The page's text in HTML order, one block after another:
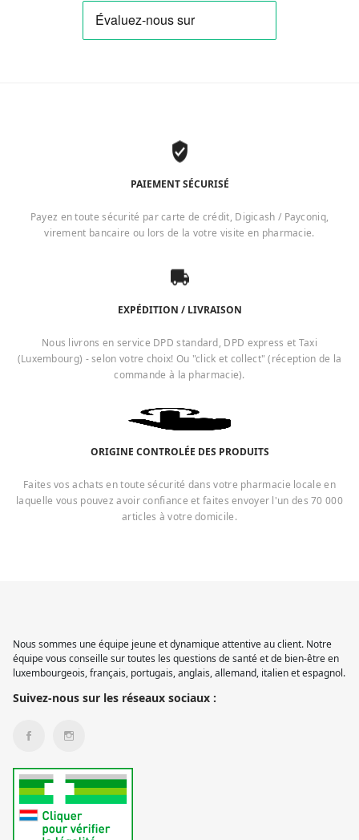
PAIEMENT SÉCURISÉ
Payez en toute sécurité par carte de crédit, Digicash / Payconiq,
virement bancaire ou lors de la votre visite en pharmacie.
EXPÉDITION / LIVRAISON
Nous livrons en service DPD standard, DPD express et Taxi
(Luxembourg) - selon votre choix! Ou "click et collect" (réception de la
commande à la pharmacie).
ORIGINE CONTROLÉE DES PRODUITS
Faites vos achats en toute sécurité dans votre pharmacie locale en
laquelle vous pouvez avoir confiance et faites envoyer l'un des 70 000
articles à votre domicile.
Nous sommes une équipe jeune et dynamique attentive au client. Notre
équipe vous conseille sur toutes les questions de santé et de bien-être en
luxembourgeois, français, portugais, anglais, allemand, italien et espagnol.
Suivez-nous sur les réseaux sociaux :